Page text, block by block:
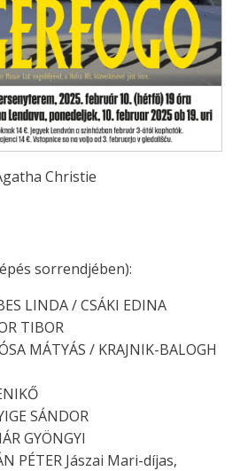
Christie
sorrendjében):
LINDA / CSÁKI EDINA
TIBOR
MÁTYÁS / KRAJNIK-BALOGH
SÁNDOR
GYÖNGYI
PÉTER Jászai Mari-díjas,